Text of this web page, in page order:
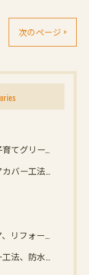
次のページ >
、光ホーム名古屋市緑区
リット高く補助金を受けれてお得
、名古屋市緑区
ング、リフォーム